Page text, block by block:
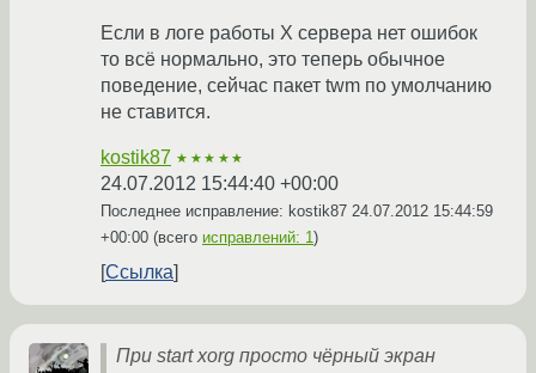
Если в логе работы X сервера нет ошибок
то всё нормально, это теперь обычное
поведение, сейчас пакет twm по умолчанию
не ставится.
kostik87 ★★★★★
24.07.2012 15:44:40 +00:00
Последнее исправление: kostik87 24.07.2012 15:44:59
+00:00 (всего исправлений: 1)
Ссылка
При start xorg просто чёрный экран